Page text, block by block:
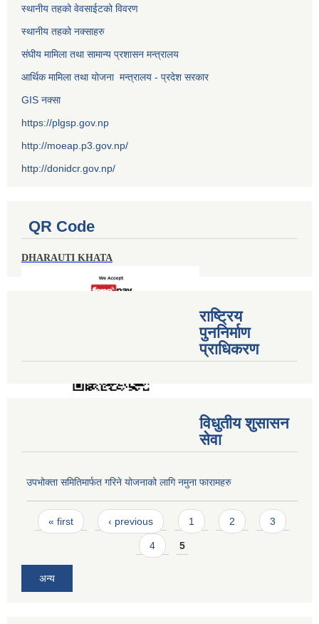
स्थानीय तहको वेवसाईटको विवरण
स्थानीय तहको नक्साहरु
संघीय मामिला तथा सामान्य प्रशासन मन्त्रालय
आर्थिक मामिला तथा योजना मन्त्रालय - प्रदेश सरकार
GIS नक्सा
https://plgsp.gov.np
http://moeap.p3.gov.np/
http://donidcr.gov.np/
QR Code
DHARAUTI KHATA
राष्ट्रिय
पुननिर्माण
प्राधिकरण
विधुतीय शुसासन
सेवा
उपभोक्ता समितिमार्फत गरिने योजनाको लागि नमुना फारामहरु
Pages
« first ‹ previous 1 2 3
4 5
अन्य